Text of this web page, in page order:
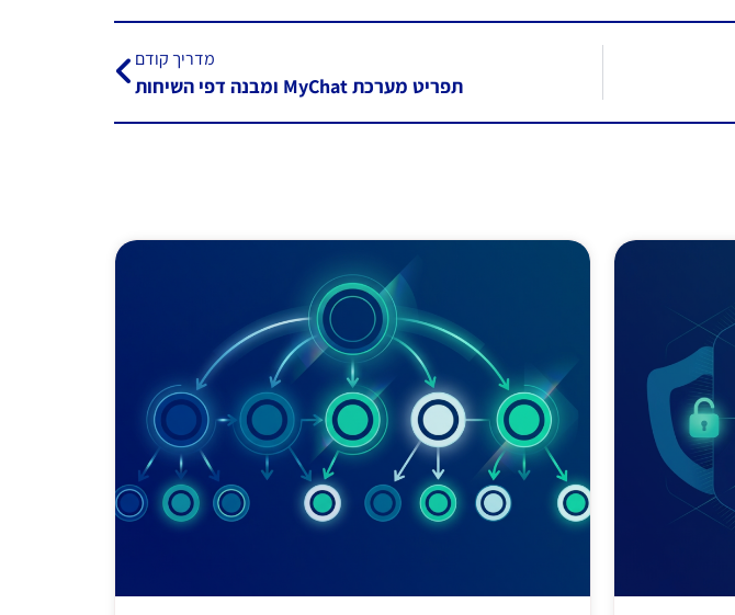
מדריך קודם
תפריט מערכת MyChat ומבנה דפי השיחות